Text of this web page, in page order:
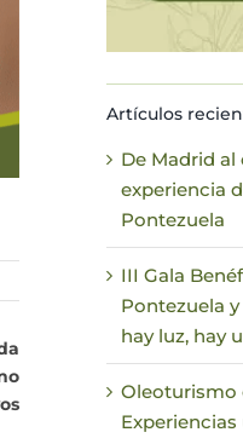
Artículos
De Madrid al
experiencia
Pontezuela
III Gala
Pontezuela y
hay luz, hay
Oleoturismo